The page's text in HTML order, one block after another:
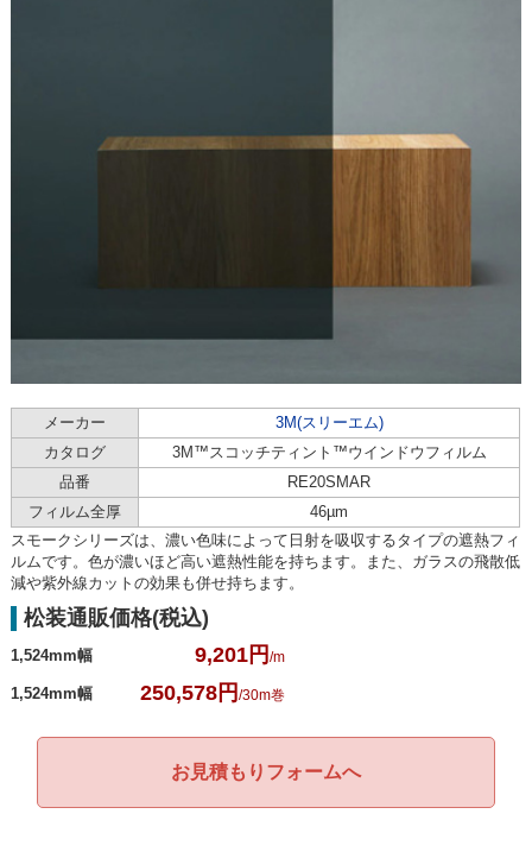
メーカー
3M(スリーエム)
カタログ
3M™スコッチティント™ウインドウフィルム
品番
RE20SMAR
フィルム全厚
46µm
スモークシリーズは、濃い色味によって日射を吸収するタイプの遮熱フィ
ルムです。色が濃いほど高い遮熱性能を持ちます。また、ガラスの飛散低
減や紫外線カットの効果も併せ持ちます。
松装通販価格(税込)
1,524mm幅 9,201円/m
1,524mm幅 250,578円/30m巻
お見積もりフォームへ